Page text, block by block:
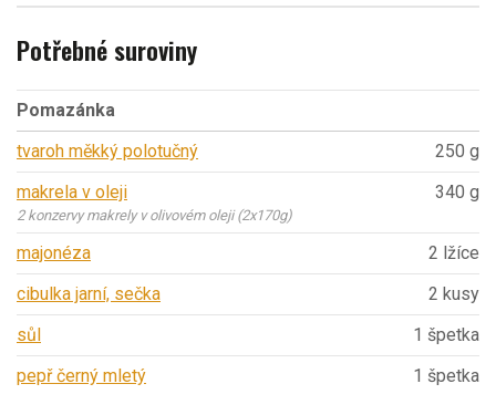
Potřebné suroviny
Pomazánka
tvaroh měkký polotučný
250 g
makrela v oleji
2 konzervy makrely v olivovém oleji (2x170g)
340 g
majonéza
2 lžíce
cibulka jarní, sečka
2 kusy
sůl
1 špetka
pepř černý mletý
1 špetka